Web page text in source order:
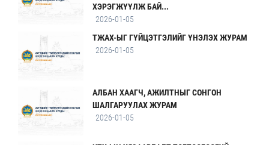
ХЭРЭГЖҮҮЛЖ БАЙ...
2026-01-05
ТЖАХ-ЫГ ГҮЙЦЭТГЭЛИЙГ ҮНЭЛЭХ ЖУРАМ
2026-01-05
АЛБАН ХААГЧ, АЖИЛТНЫГ СОНГОН
ШАЛГАРУУЛАХ ЖУРАМ
2026-01-05